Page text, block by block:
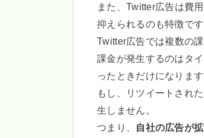
また、Twitter広告は費
抑えられるのも特徴です
Twitter広告では複数の
課金が発生するのはタ
ったときだけになります
もし、リツイートされ
生しません。
つまり、 自社の広告が